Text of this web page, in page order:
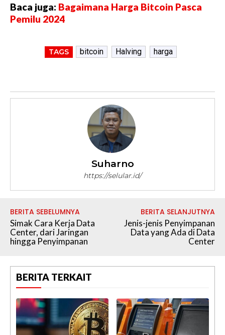
Baca juga: Bagaimana Harga Bitcoin Pasca
Pemilu 2024
TAGS bitcoin Halving harga
Suharno
https://selular.id/
BERITA SEBELUMNYA
Simak Cara Kerja Data
Center, dari Jaringan
hingga Penyimpanan
BERITA SELANJUTNYA
Jenis-jenis Penyimpanan
Data yang Ada di Data
Center
BERITA TERKAIT